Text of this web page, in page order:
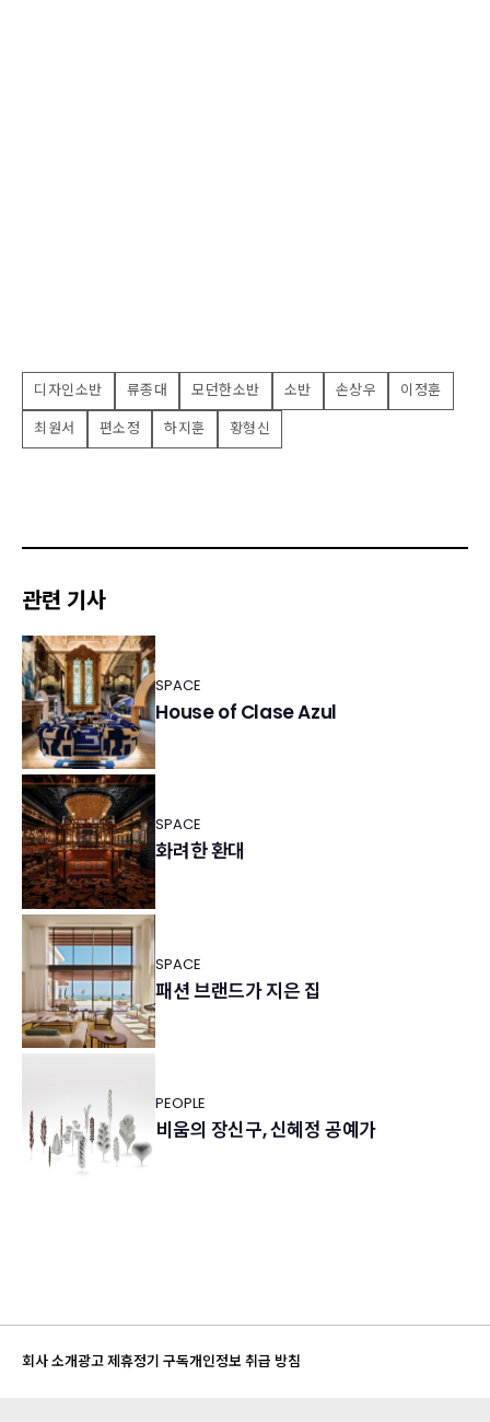
디자인소반 류종대 모던한소반 소반 손상우
이정훈
최원서
편소정 하지훈 황형신
관련 기사
SPACE
House of Clase Azul
SPACE
화려한 환대
SPACE
패션 브랜드가 지은 집
PEOPLE
비움의 장신구, 신혜정 공예가
회사 소개광고 제휴정기 구독개인정보 취급 방침